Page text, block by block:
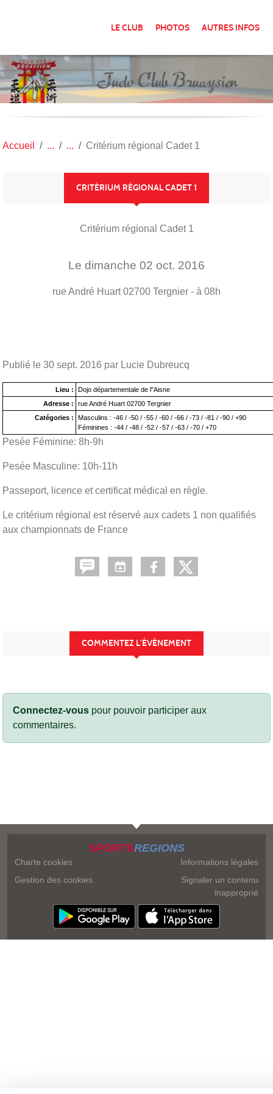
LE CLUB PHOTOS AUTRES INFOS
Accueil Critérium régional Cadet 1
CRITÉRIUM RÉGIONAL CADET 1
Critérium régional Cadet 1
Le dimanche 02 oct. 2016
rue André Huart 02700 Tergnier - à 08h
Publié le 30 sept. 2016 par Lucie Dubreucq
Lieu :
Dojo départementale de l''Aisne
Adresse :
rue André Huart 02700 Tergnier
Catégories :
Masculins : -46 / -50 / -55 / -60 / -66 / -73 / -81 / -90 / +90
Féminines : -44 / -48 / -52 / -57 / -63 / -70 / +70
Pesée Féminine: 8h-9h
Pesée Masculine: 10h-11h
Passeport, licence et certificat médical en règle.
Le critérium régional est réservé aux cadets 1 non qualifiés
aux championnats de France
COMMENTEZ L’ÉVÈNEMENT
Connectez-vous pour pouvoir participer aux
commentaires.
SPORTSREGIONS
Charte cookies
Gestion des cookies
Informations légales
Signaler un contenu
inapproprié